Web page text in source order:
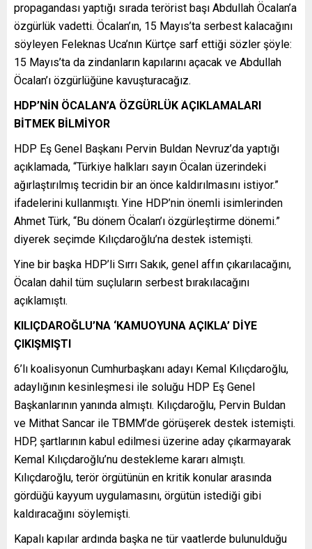
propagandası yaptığı sırada terörist başı Abdullah Öcalan’a
özgürlük vadetti. Öcalan’ın, 15 Mayıs’ta serbest kalacağını
söyleyen Feleknas Uca’nın Kürtçe sarf ettiği sözler şöyle:
15 Mayıs’ta da zindanların kapılarını açacak ve Abdullah
Öcalan’ı özgürlüğüne kavuşturacağız.
HDP’NİN ÖCALAN’A ÖZGÜRLÜK AÇIKLAMALARI
BİTMEK BİLMİYOR
HDP Eş Genel Başkanı Pervin Buldan Nevruz’da yaptığı
açıklamada, “Türkiye halkları sayın Öcalan üzerindeki
ağırlaştırılmış tecridin bir an önce kaldırılmasını istiyor.”
ifadelerini kullanmıştı. Yine HDP’nin önemli isimlerinden
Ahmet Türk, “Bu dönem Öcalan’ı özgürleştirme dönemi.”
diyerek seçimde Kılıçdaroğlu’na destek istemişti.
Yine bir başka HDP’li Sırrı Sakık, genel affın çıkarılacağını,
Öcalan dahil tüm suçluların serbest bırakılacağını
açıklamıştı.
KILIÇDAROĞLU’NA ‘KAMUOYUNA AÇIKLA’ DİYE
ÇIKIŞMIŞTI
6’lı koalisyonun Cumhurbaşkanı adayı Kemal Kılıçdaroğlu,
adaylığının kesinleşmesi ile soluğu HDP Eş Genel
Başkanlarının yanında almıştı. Kılıçdaroğlu, Pervin Buldan
ve Mithat Sancar ile TBMM’de görüşerek destek istemişti.
HDP, şartlarının kabul edilmesi üzerine aday çıkarmayarak
Kemal Kılıçdaroğlu’nu destekleme kararı almıştı.
Kılıçdaroğlu, terör örgütünün en kritik konular arasında
gördüğü kayyum uygulamasını, örgütün istediği gibi
kaldıracağını söylemişti.
Kapalı kapılar ardında başka ne tür vaatlerde bulunulduğu